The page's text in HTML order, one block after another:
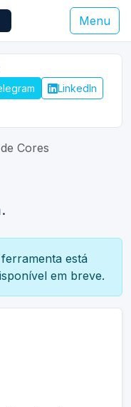
Menu
LinkedIn
Cores
ferramenta está
em breve.